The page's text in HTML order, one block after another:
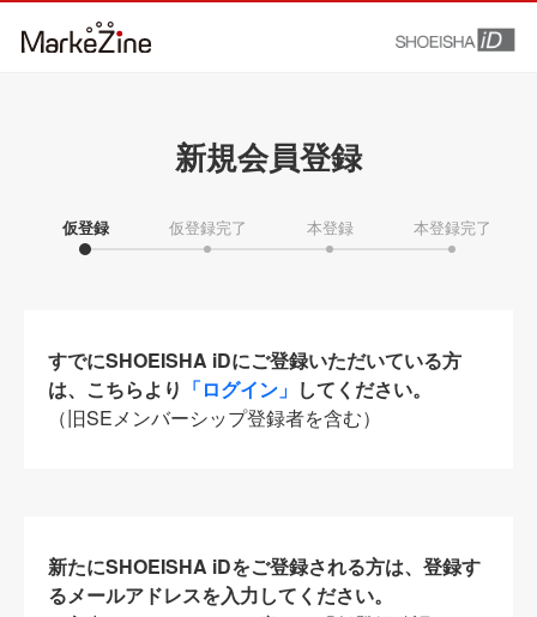
新規会員登録
仮登録 仮登録完了 本登録 本登録完了
すでにSHOEISHA iDにご登録いただいている方
は、こちらより 「ログイン」 してください。
（旧SEメンバーシップ登録者を含む）
新たにSHOEISHA iDをご登録される方は、登録す
るメールアドレスを入力してください。